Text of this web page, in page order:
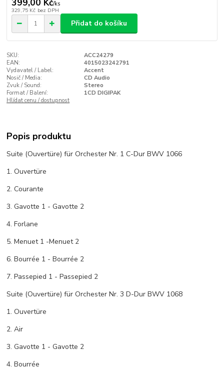
/ks
329,75 Kč bez DPH
Přidat do košíku
SKU:
ACC24279
EAN:
4015023242791
Vydavatel / Label:
Accent
Nosič / Media:
CD Audio
Zvuk / Sound:
Stereo
Format / Balení:
1CD DIGIPAK
Hlídat cenu / dostupnost
Popis produktu
Suite (Ouvertüre) für Orchester Nr. 1 C-Dur BWV 1066
1. Ouvertüre
2. Courante
3. Gavotte 1 - Gavotte 2
4. Forlane
5. Menuet 1 -Menuet 2
6. Bourrée 1 - Bourrée 2
7. Passepied 1 - Passepied 2
Suite (Ouvertüre) für Orchester Nr. 3 D-Dur BWV 1068
1. Ouvertüre
2. Air
3. Gavotte 1 - Gavotte 2
4. Bourrée